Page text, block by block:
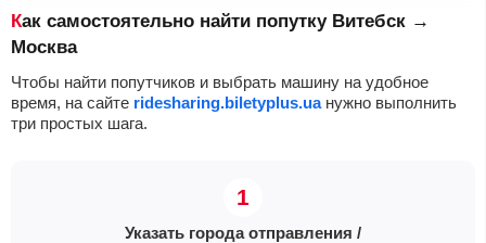
Как самостоятельно найти попутку Витебск →
Москва
Чтобы найти попутчиков и выбрать машину на удобное
время, на сайте ridesharing.biletyplus.uaнужно выполнить
три простых шага.
Указать города отправления /